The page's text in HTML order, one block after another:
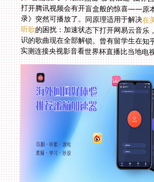
录》突然可播放了。同原理适用于解决在
听歌的困扰：加速状态下打开网易云音乐
识的歌曲现在全部解锁。曾有留学生在
实测连接央视影音看世界杯直播比当地电